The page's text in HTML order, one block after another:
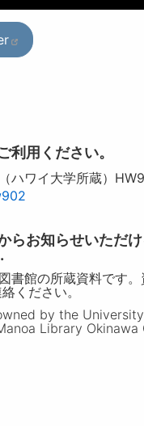
利用ください。
ハワイ大学所蔵）
らお知らせいた
書館の所蔵資料です
ください。
by the
Library Okinawa